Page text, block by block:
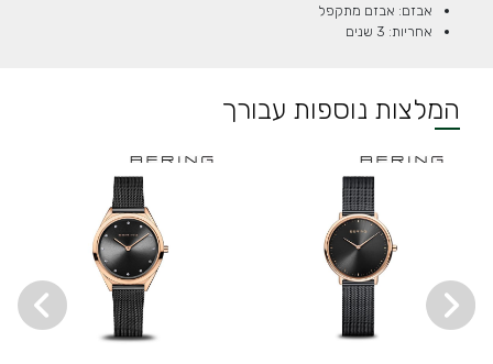
אבזם: אבזם מתקפל
אחריות: 3 שנים
המלצות נוספות עבורך